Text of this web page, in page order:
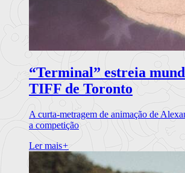
“Terminal” estreia
TIFF de Toronto
A curta-metragem de animação de
a competição
Ler mais+